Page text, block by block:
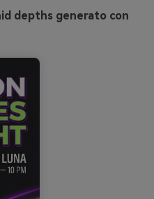
depths generato con